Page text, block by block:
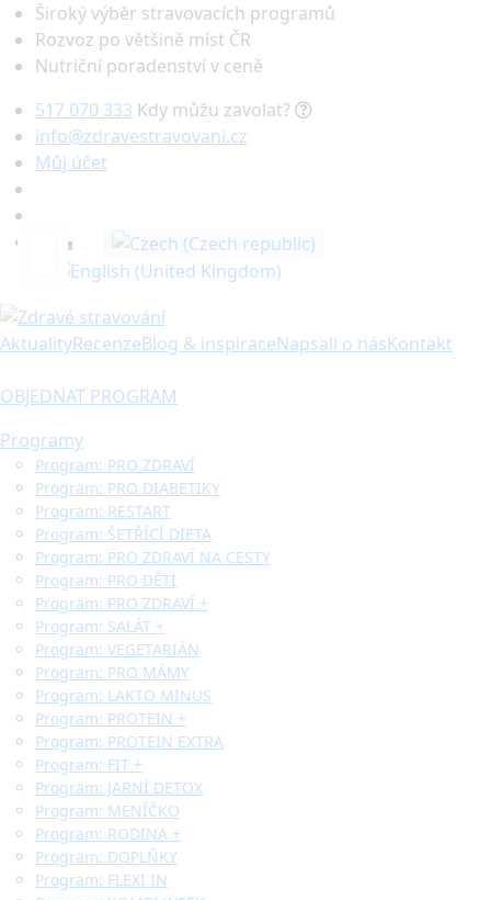
Široký výběr stravovacích programů
Rozvoz po většině míst ČR
Nutriční poradenství v ceně
517 070 333 Kdy můžu zavolat?
info@zdravestravovani.cz
Můj účet
Hledat
AktualityRecenzeBlog & inspiraceNapsali o násKontakt
OBJEDNAT PROGRAM
Programy
Program: PRO ZDRAVÍ
Program: PRO DIABETIKY
Program: RESTART
Program: ŠETŘÍCÍ DIETA
Program: PRO ZDRAVÍ NA CESTY
Program: PRO DĚTI
Program: PRO ZDRAVÍ +
Program: SALÁT +
Program: VEGETARIÁN
Program: PRO MÁMY
Program: LAKTO MINUS
Program: PROTEIN +
Program: PROTEIN EXTRA
Program: FIT +
Program: JARNÍ DETOX
Program: MENÍČKO
Program: RODINA +
Program: DOPLŇKY
Program: FLEXI IN